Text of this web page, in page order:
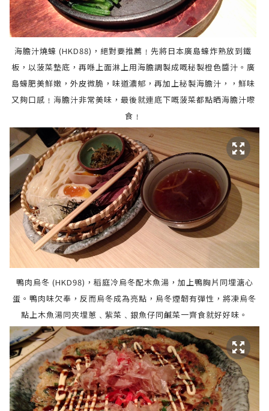
海膽汁燒蠔 (HKD88)，絕對要推薦﹗先將日本廣島蠔炸熟放到鐵
板，以菠菜墊底，再喺上面淋上用海膽調製成嘅秘製橙色醬汁。 廣
島蠔肥美鮮嫩，外皮微脆， 味道濃郁，再加上秘製海膽汁， ，鮮味
又夠口感﹗ 海膽汁非常美味，最後就連底下嘅菠菜都點晒海膽汁嚟
食﹗
鴨肉烏冬 (HKD98)，稻庭冷烏冬配木魚湯，加上鴨胸片同埋溏心
蛋。鴨肉味欠奉，反而烏冬成為亮點，烏冬煙韌有彈性，將凍烏冬
點上木魚湯同夾埋蔥﹑紫菜﹑銀魚仔同鹹菜一齊食就好好味。